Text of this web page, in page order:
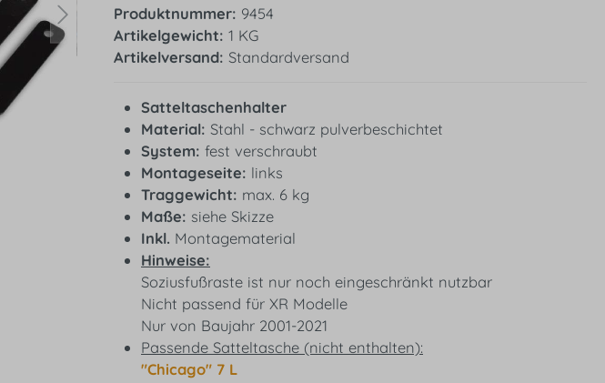
Produktnummer: 9454
Artikelgewicht: 1 KG
Artikelversand: Standardversand
Satteltaschenhalter
Material: Stahl - schwarz pulverbeschichtet
System: fest verschraubt
Montageseite: links
Traggewicht: max. 6 kg
Maße: siehe Skizze
Inkl. Montagematerial
Hinweise:
Soziusfußraste ist nur noch eingeschränkt nutzbar
Nicht passend für XR Modelle
Nur von Baujahr 2001-2021
Passende Satteltasche (nicht enthalten):
"Chicago" 7 L